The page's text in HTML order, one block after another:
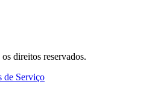
direitos reservados.
de Serviço